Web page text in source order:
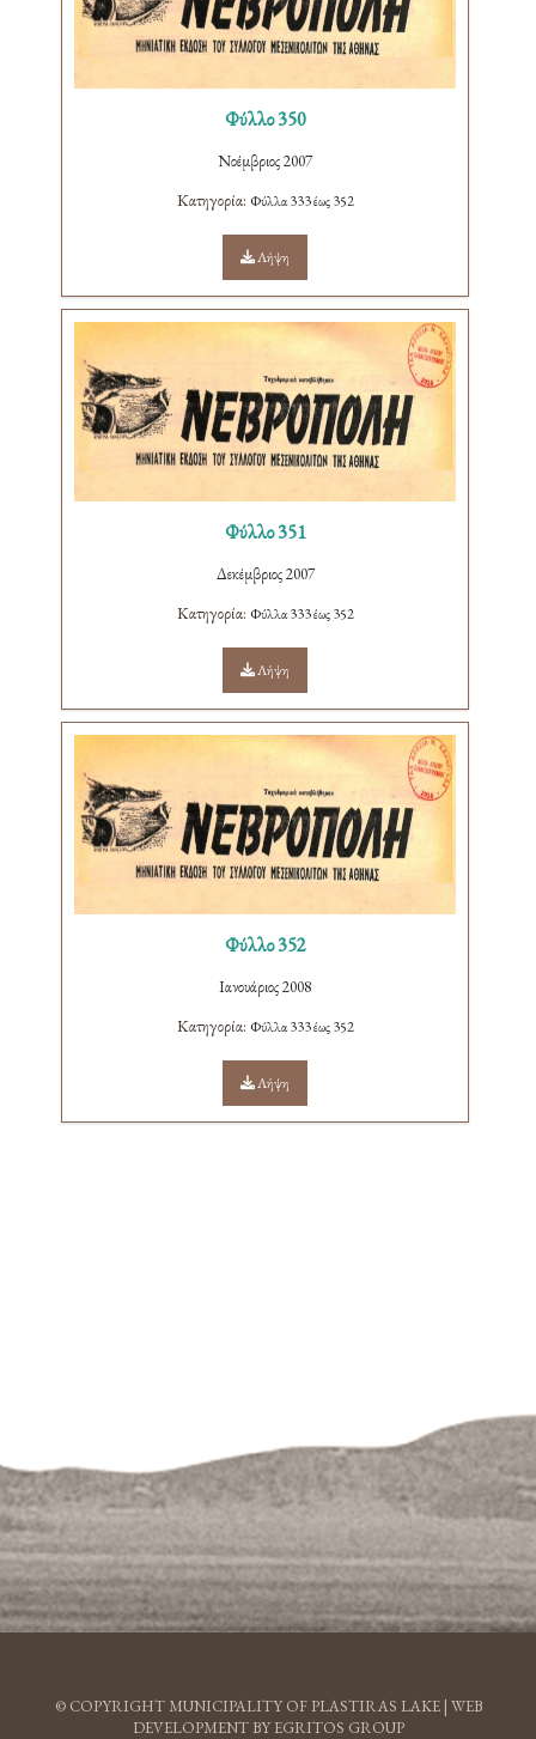
Φύλλο 350
Νοέμβριος 2007
Κατηγορία: Φύλλα 333 έως 352
Λήψη
Φύλλο 351
Δεκέμβριος 2007
Κατηγορία: Φύλλα 333 έως 352
Λήψη
Φύλλο 352
Ιανουάριος 2008
Κατηγορία: Φύλλα 333 έως 352
Λήψη
© COPYRIGHT MUNICIPALITY OF PLASTIRAS LAKE | WEB
DEVELOPMENT BY EGRITOS GROUP